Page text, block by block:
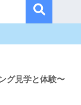
グ見学と体験〜